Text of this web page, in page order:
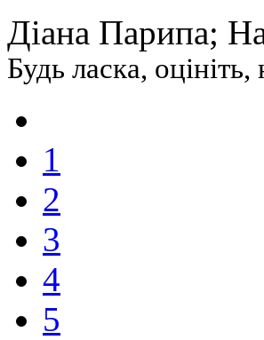
Діана Парипа;
Будь ласка,
1
2
3
4
5